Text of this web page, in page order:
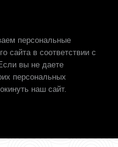
персональные
сайта в соответствии с
вы не даете
персональных
наш сайт.